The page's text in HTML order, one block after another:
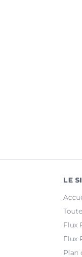
LE
Flux
Flux
Plan